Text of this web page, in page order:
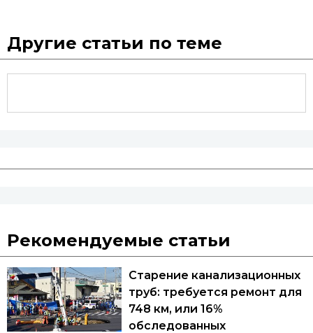
Другие статьи по теме
Рекомендуемые статьи
Старение канализационных
труб: требуется ремонт для
748 км, или 16%
обследованных